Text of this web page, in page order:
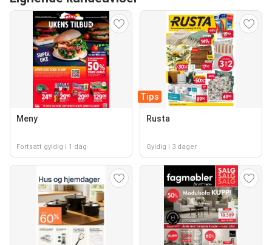
Meny
Fortsatt gyldig i 1 dag
Tips
Rusta
Gyldig i 3 dager